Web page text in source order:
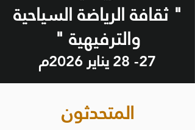
" ثقافة الرياضة السياحية
والترفيهية "
27- 28 يناير 2026م
المتحدثون